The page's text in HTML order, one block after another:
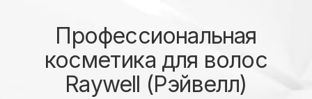
Профессиональная
косметика для волос
Raywell (Рэйвелл)